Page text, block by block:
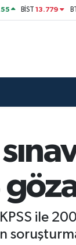
BİST13.779
ile